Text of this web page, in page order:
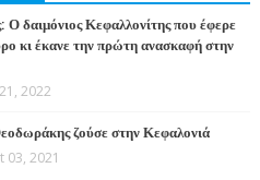
δαιμόνιος Κεφαλλονίτης που έφερε
κι έκανε την πρώτη ανασκαφή στην
2022
ζούσε στην Κεφαλονιά
03, 2021